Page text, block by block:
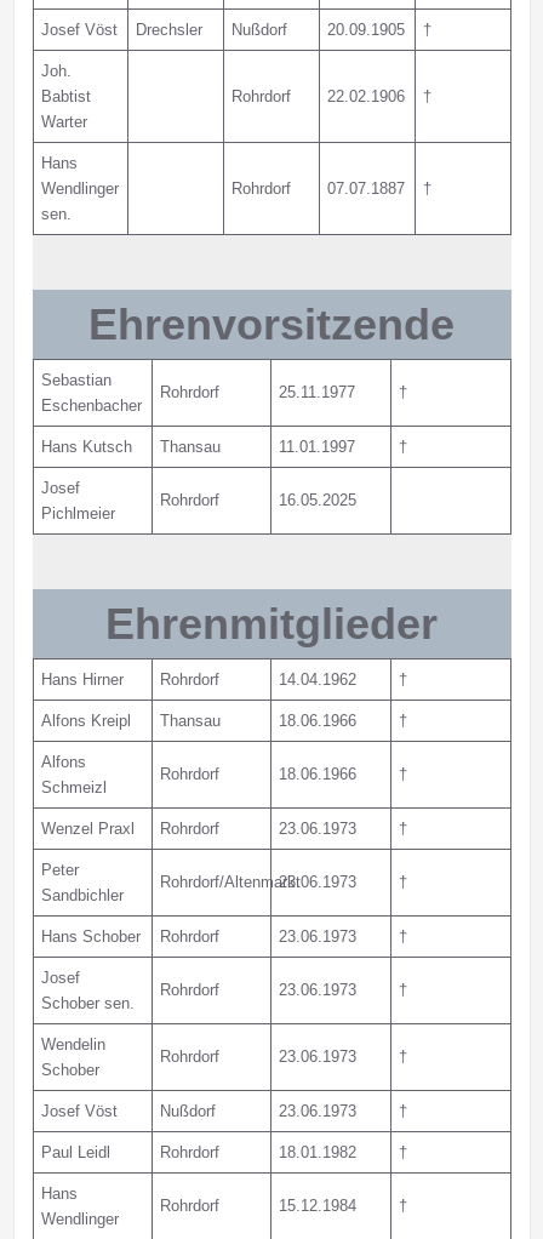
Josef Vöst Drechsler Nußdorf 20.09.1905 †
Joh.
Babtist
Warter
Rohrdorf 22.02.1906 †
Hans
Wendlinger
sen.
Rohrdorf 07.07.1887 †
Ehrenvorsitzende
Sebastian
Eschenbacher
Rohrdorf 25.11.1977 †
Hans Kutsch Thansau 11.01.1997 †
Josef
Pichlmeier
Rohrdorf 16.05.2025
Ehrenmitglieder
Hans Hirner Rohrdorf 14.04.1962 †
Alfons Kreipl Thansau 18.06.1966 †
Alfons
Schmeizl
Rohrdorf 18.06.1966 †
Wenzel Praxl Rohrdorf 23.06.1973 †
Peter
Sandbichler
Rohrdorf/Altenmarkt23.06.1973 †
Hans Schober Rohrdorf 23.06.1973 †
Josef
Schober sen.
Rohrdorf 23.06.1973 †
Wendelin
Schober
Rohrdorf 23.06.1973 †
Josef Vöst Nußdorf 23.06.1973 †
Paul Leidl Rohrdorf 18.01.1982 †
Hans
Wendlinger
Rohrdorf 15.12.1984 †